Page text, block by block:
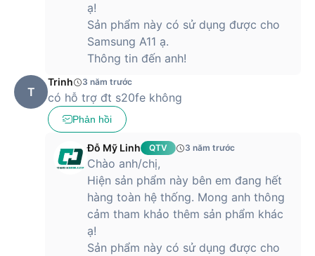
ạ!
Sản phẩm này có sử dụng được cho
Samsung A11 ạ.
Thông tin đến anh!
T
Trinh 3 năm trước
có hỗ trợ đt s20fe không
Phản hồi
Đỗ Mỹ Linh QTV 3 năm trước
Chào anh/chị,
Hiện sản phẩm này bên em đang hết
hàng toàn hệ thống. Mong anh thông
cảm tham khảo thêm sản phẩm khác
ạ!
Sản phẩm này có sử dụng được cho